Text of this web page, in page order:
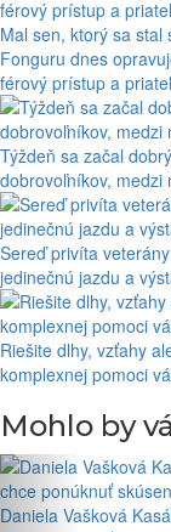
Mal sen, ktorý sa stal
Fonguru dnes
férový prístup a
Týždeň sa začal
dobrovoľníkov, medzi
Sereď privíta
jedinečnú jazdu a
Riešite dlhy, vzťahy
komplexnej pomoci
Mohlo by
Daniela Vašková